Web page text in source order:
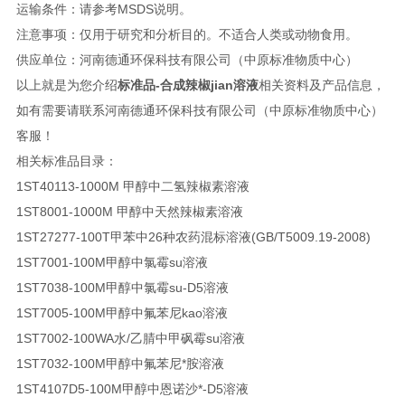
运输条件：请参考MSDS说明。
注意事项：仅用于研究和分析目的。不适合人类或动物食用。
供应单位：河南德通环保科技有限公司（中原标准物质中心）
以上就是为您介绍标准品-合成辣椒jian溶液相关资料及产品信息，
如有需要请联系河南德通环保科技有限公司（中原标准物质中心）
客服！
相关标准品目录：
1ST40113-1000M 甲醇中二氢辣椒素溶液
1ST8001-1000M 甲醇中天然辣椒素溶液
1ST27277-100T甲苯中26种农药混标溶液(GB/T5009.19-2008)
1ST7001-100M甲醇中氯霉su溶液
1ST7038-100M甲醇中氯霉su-D5溶液
1ST7005-100M甲醇中氟苯尼kao溶液
1ST7002-100WA水/乙腈中甲砜霉su溶液
1ST7032-100M甲醇中氟苯尼*胺溶液
1ST4107D5-100M甲醇中恩诺沙*-D5溶液